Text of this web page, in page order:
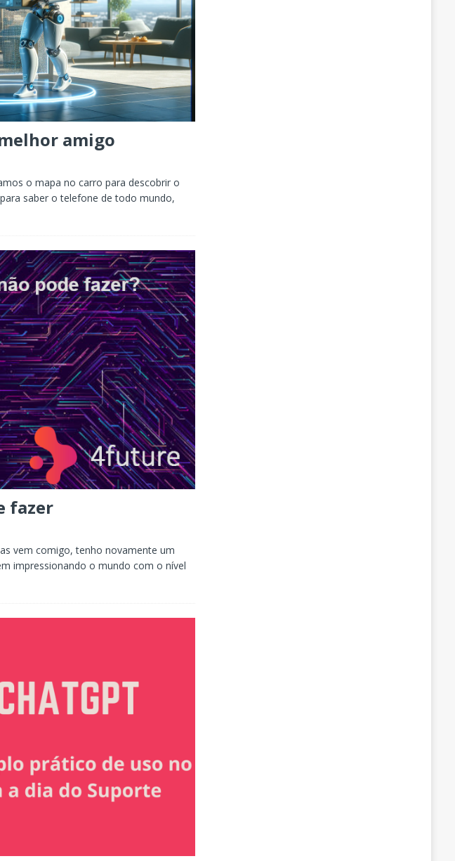
amigo
o mapa no carro para descobrir o
saber o telefone de todo mundo,
fazer
vem comigo, tenho novamente um
impressionando o mundo com o nível